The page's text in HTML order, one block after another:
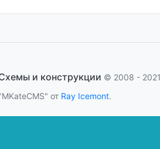
и конструкции © 2008 - 2021
от Ray Icemont.